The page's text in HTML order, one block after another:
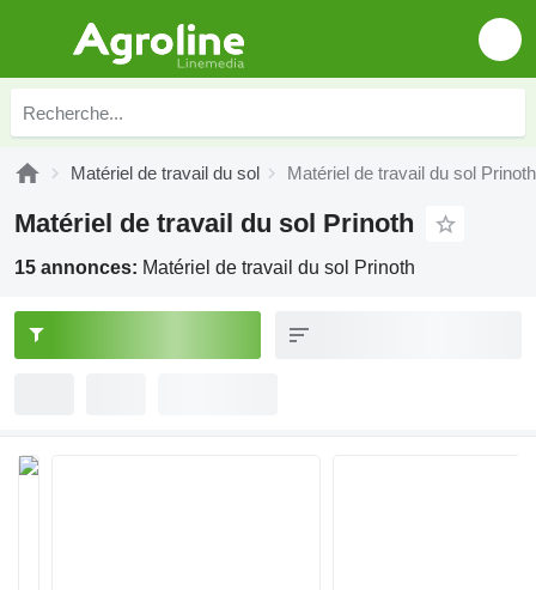
Matériel de travail du sol Matériel de travail du sol Prinoth
Matériel de travail du sol Prinoth
15 annonces: Matériel de travail du sol Prinoth